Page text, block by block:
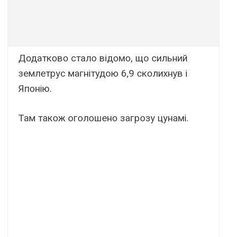
Додатково стало відомо, що сильний
землетрус магнітудою 6,9 сколихнув і
Японію.
Там також оголошено загрозу цунамі.